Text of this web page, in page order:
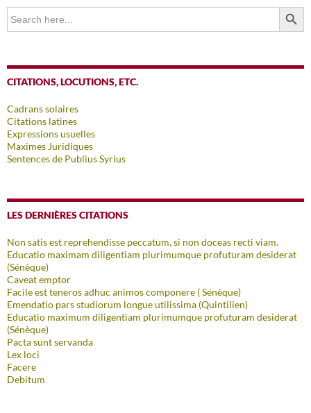
Search
for:
SEARCH
CITATIONS, LOCUTIONS, ETC.
Cadrans solaires
Citations latines
Expressions usuelles
Maximes Juridiques
Sentences de Publius Syrius
LES DERNIÈRES CITATIONS
Non satis est reprehendisse peccatum, si non doceas recti viam.
Educatio maximam diligentiam plurimumque profuturam desiderat
(Sénèque)
Caveat emptor
Facile est teneros adhuc animos componere ( Sénèque)
Emendatio pars studiorum longue utilissima (Quintilien)
Educatio maximum diligentiam plurimumque profuturam desiderat
(Sénèque)
Pacta sunt servanda
Lex loci
Facere
Debitum